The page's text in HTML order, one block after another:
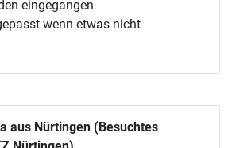
eingegangen
wenn etwas nicht
aus Nürtingen (Besuchtes